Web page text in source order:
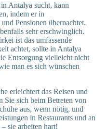
Antalya sucht, kann
indem er in
Pensionen übernachtet.
sehr erschwinglich.
ist das umfassende
achtet, sollte in Antalya
Entsorgung vielleicht nicht
man es sich wünschen
erleichtert das Reisen und
Sie sich beim Betreten von
aus, wenn nötig, und
in Restaurants und an
sie arbeiten hart!